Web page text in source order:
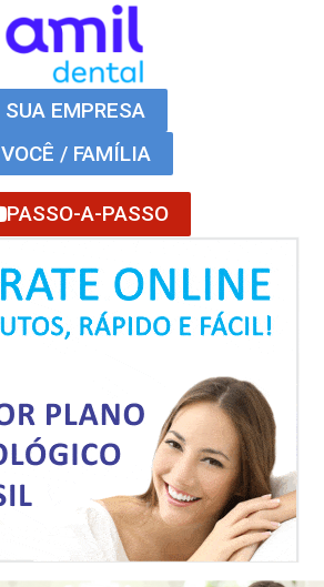
SUA EMPRESA
VOCÊ / FAMÍLIA
PASSO-A-PASSO